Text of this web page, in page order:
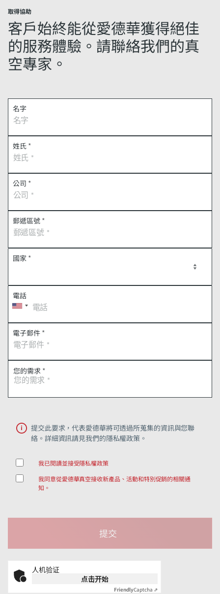
取得協助
客戶始終能從愛德華獲得絕佳
的服務體驗。請聯絡我們的真
空專家。
名字
姓氏 *
公司 *
郵遞區號 *
國家 *
電話
電子郵件 *
您的需求 *
提交此要求，代表愛德華將可透過所蒐集的資訊與您聯
絡。詳細資訊請見我們的隱私權政策。
我已閱讀並接受隱私權政策
我同意從愛德華真空接收新產品、活動和特別促銷的相關通
知。
人机验证
点击开始
FriendlyCaptcha ⇗